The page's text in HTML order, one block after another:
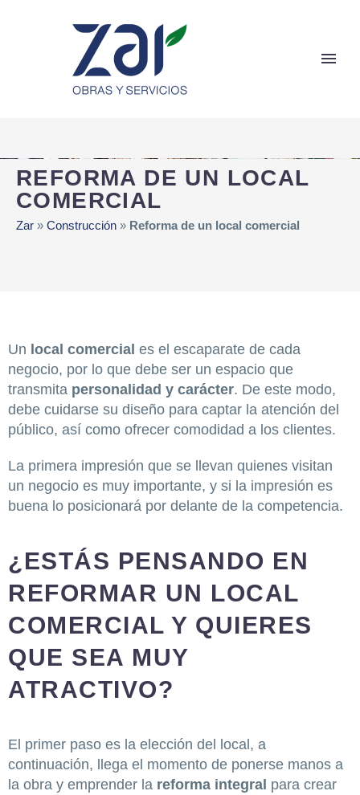
REFORMA DE UN LOCAL
COMERCIAL
Zar » Construcción » Reforma de un local comercial
Un local comercial es el escaparate de cada
negocio, por lo que debe ser un espacio que
transmita personalidad y carácter. De este modo,
debe cuidarse su diseño para captar la atención del
público, así como ofrecer comodidad a los clientes.
La primera impresión que se llevan quienes visitan
un negocio es muy importante, y si la impresión es
buena lo posicionará por delante de la competencia.
¿ESTÁS PENSANDO EN
REFORMAR UN LOCAL
COMERCIAL Y QUIERES
QUE SEA MUY
ATRACTIVO?
El primer paso es la elección del local, a
continuación, llega el momento de ponerse manos a
la obra y emprender la reforma integral para crear